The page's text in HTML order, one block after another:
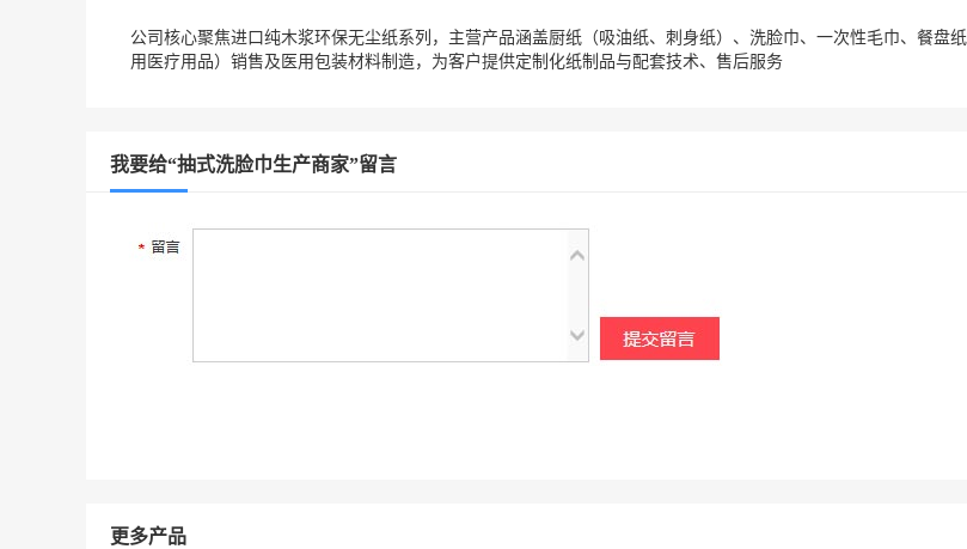
公司核心聚焦进口纯木浆环保无尘纸系列，主营产品涵盖厨纸（吸油纸、刺身纸）、洗脸巾、一次性毛巾、餐盘
用医疗用品）销售及医用包装材料制造，为客户提供定制化纸制品与配套技术、售后服务
我要给“抽式洗脸巾生产商家”留言
更多产品